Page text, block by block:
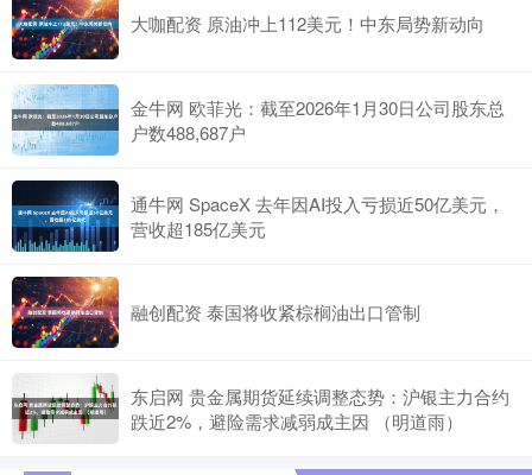
大咖配资 原油冲上112美元！中东局势新动向
金牛网 欧菲光：截至2026年1月30日公司股东总
户数488,687户
通牛网 SpaceX 去年因AI投入亏损近50亿美元，
营收超185亿美元
融创配资 泰国将收紧棕榈油出口管制
东启网 贵金属期货延续调整态势：沪银主力合约
跌近2%，避险需求减弱成主因 （明道雨）